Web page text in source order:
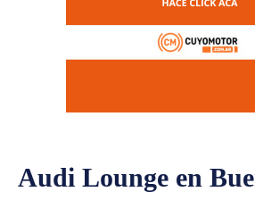
Audi Lounge en